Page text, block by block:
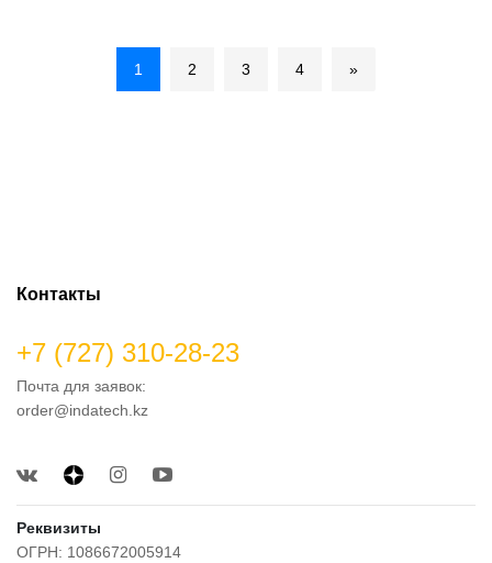
1 2 3 4 »
Контакты
+7 (727) 310-28-23
Почта для заявок:
order@indatech.kz
Реквизиты
ОГРН: 1086672005914